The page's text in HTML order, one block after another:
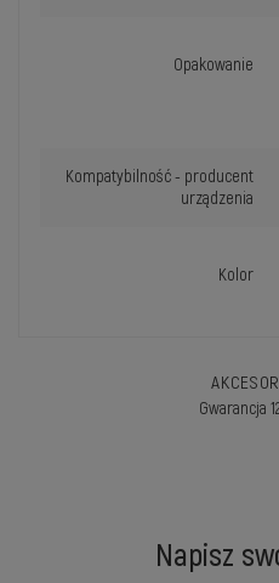
Opakowanie
Kompatybilność - producent
urządzenia
Kolor
Gwarancja
Napisz